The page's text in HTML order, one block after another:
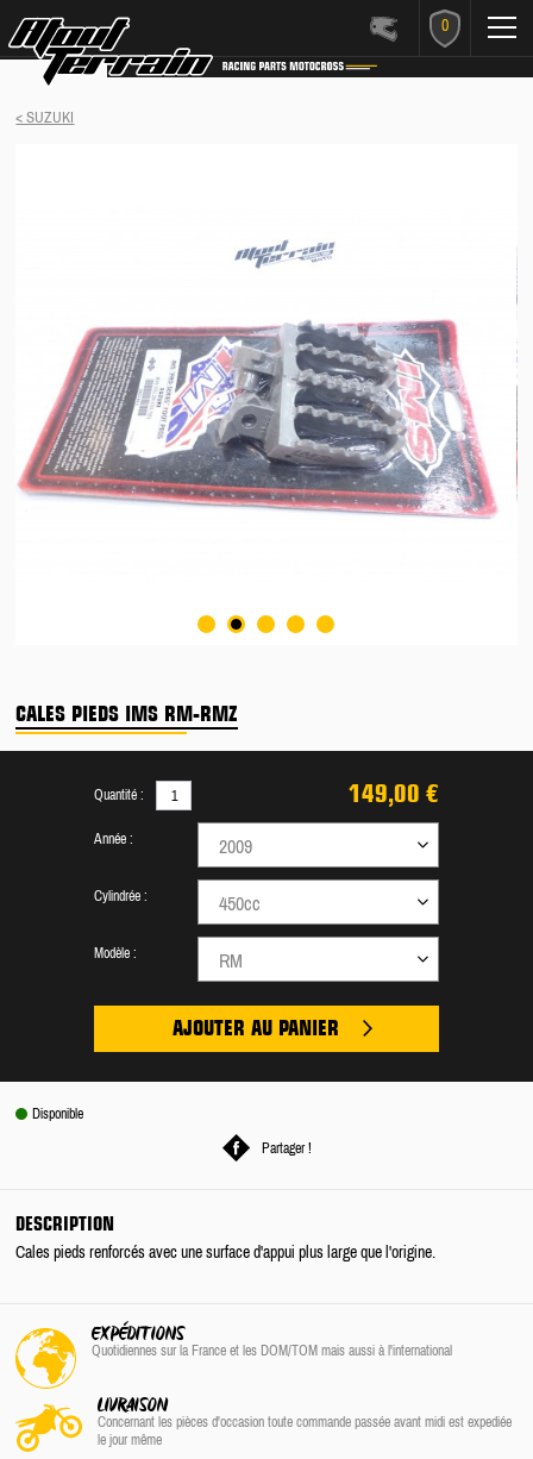
0
< SUZUKI
CALES PIEDS IMS RM-RMZ
149,00 €
Quantité :
Année : 2009
Cylindrée : 450cc
Modèle : RM
AJOUTER AU PANIER
Disponible
Partager !
DESCRIPTION
Cales pieds renforcés avec une surface d'appui plus large que l'origine.
EXPÉDITIONS
Quotidiennes sur la Franceet les DOM/TOM mais aussi à l'international
LIVRAISON
Concernant les pièces d'occasion toute commande passée avant midi est expediée
le jour même